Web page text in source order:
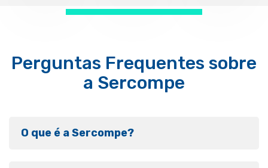
Perguntas Frequentes sobre
a Sercompe
O que é a Sercompe?